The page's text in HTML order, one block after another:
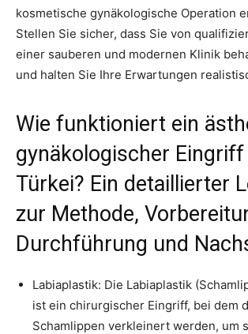
kosmetische gynäkologische Operation
Stellen Sie sicher, dass Sie von
einer sauberen und modernen Klinik
und halten Sie Ihre Erwartungen
Wie funktioniert ein
gynäkologischer
Türkei? Ein detaillierter
zur Methode,
Durchführung und
Labiaplastik: Die Labiaplastik
ist ein chirurgischer Eingriff, bei dem
Schamlippen verkleinert werden, um